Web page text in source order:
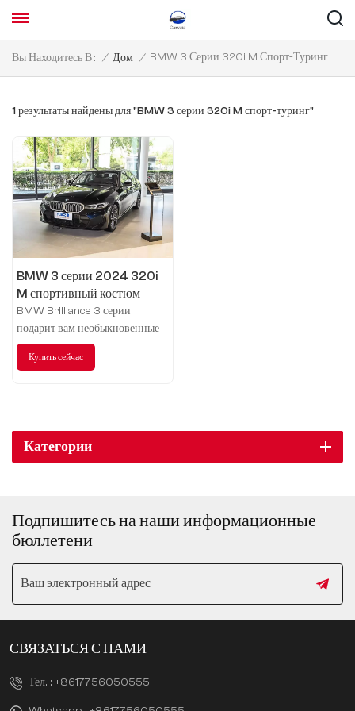
Вы Находитесь В : / Дом / BMW 3 Серии 320i M Спорт-Туринг
1 результаты найдены для "BMW 3 серии 320i M спорт-туринг"
BMW 3 серии 2024 320i
M спортивный костюм
BMW Brilliance 3 серии
подарит вам необыкновенные
впечатления от вождения,
используйте силу мечты — все в
Купить сейчас
Категории
Подпишитесь на наши информационные
бюллетени
СВЯЗАТЬСЯ С НАМИ
Тел. : +8617756050555